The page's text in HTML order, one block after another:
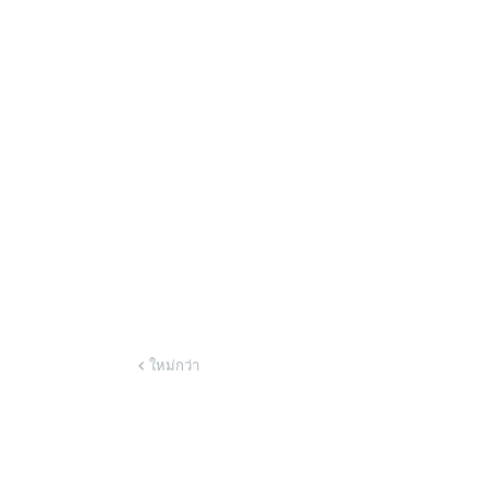
ใหม่กว่า